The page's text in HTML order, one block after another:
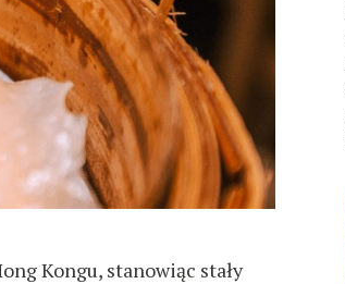
Kongu, stanowiąc stały